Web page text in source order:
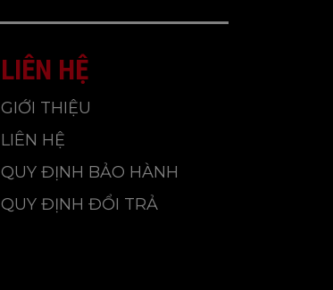
LIÊN HỆ
GIỚI THIỆU
LIÊN HỆ
QUY ĐỊNH BẢO HÀNH
QUY ĐỊNH ĐỔI TRẢ